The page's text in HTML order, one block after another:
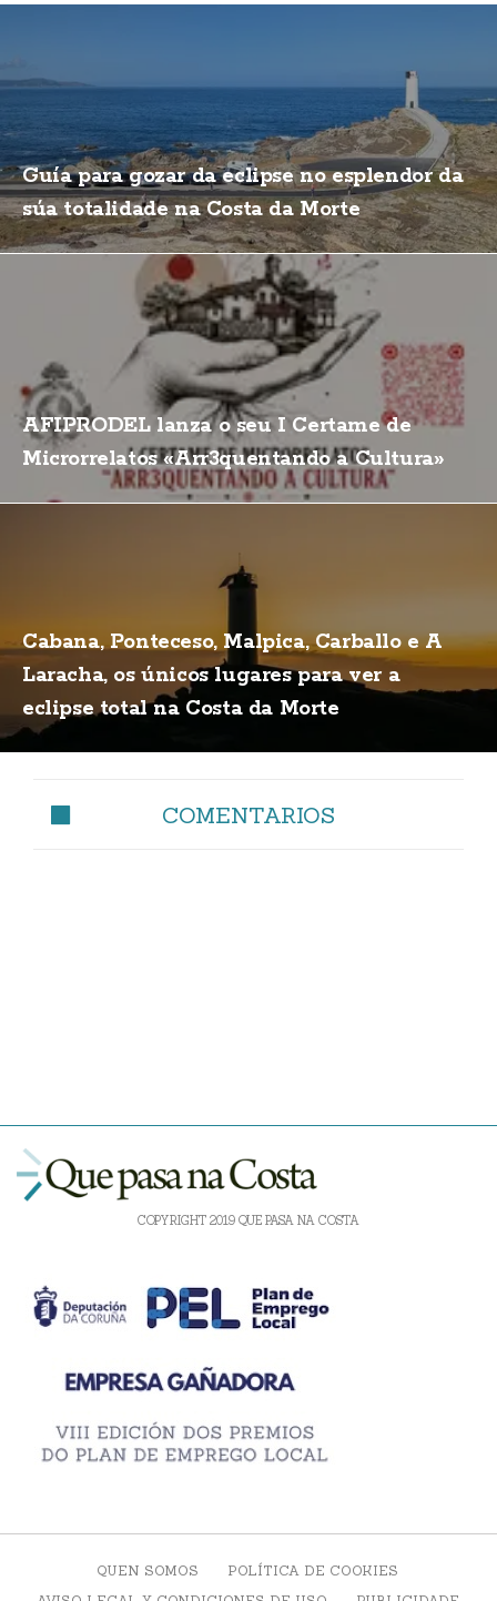
Guía para gozar da eclipse no esplendor da
súa totalidade na Costa da Morte
AFIPRODEL lanza o seu I Certame de
Microrrelatos «Arr3quentando a Cultura»
Cabana, Ponteceso, Malpica, Carballo e A
Laracha, os únicos lugares para ver a
eclipse total na Costa da Morte
COMENTARIOS
COPYRIGHT 2019 QUE PASA NA COSTA
QUEN SOMOS
POLÍTICA DE COOKIES